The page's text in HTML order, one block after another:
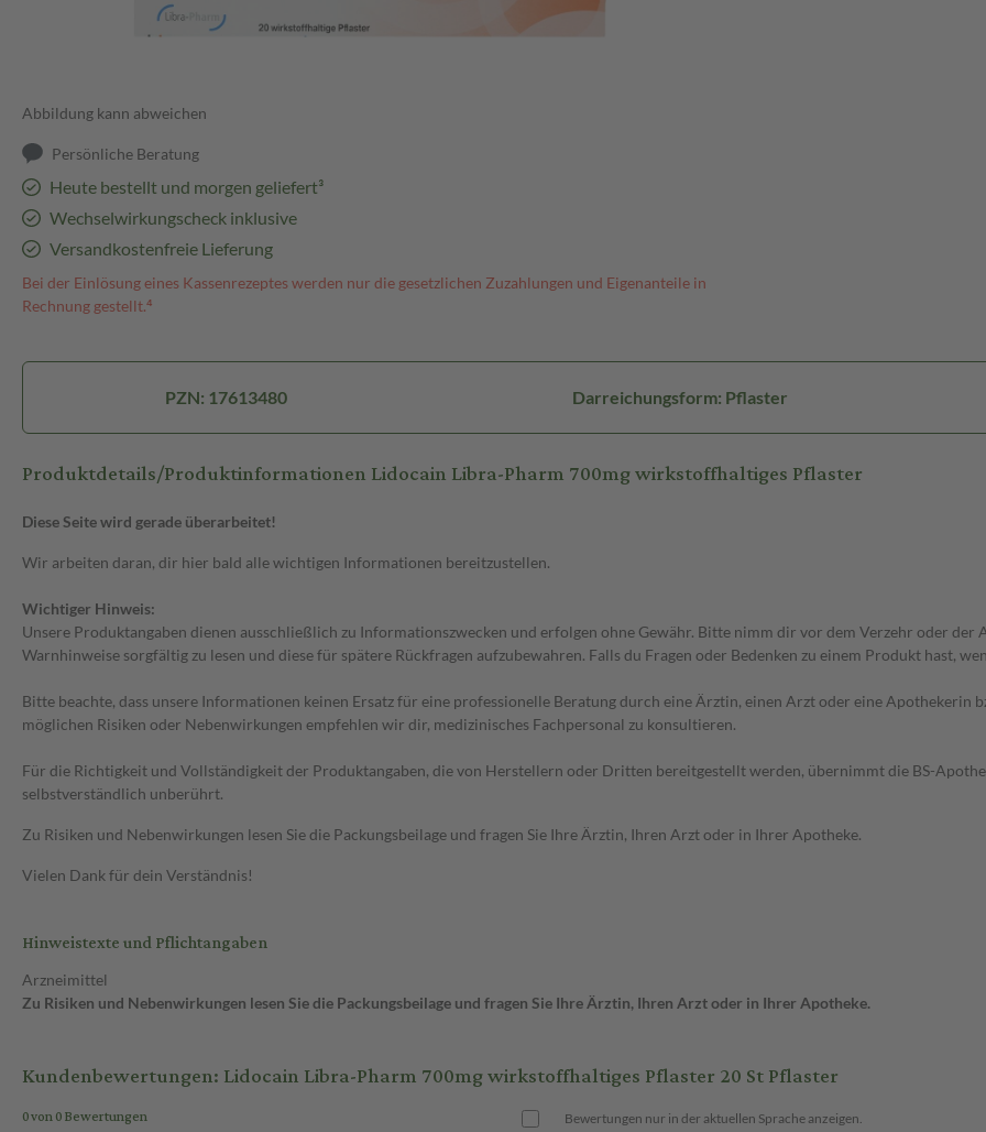
Abbildung kann abweichen
Persönliche Beratung
Heute bestellt und morgen geliefert³
Wechselwirkungscheck inklusive
Versandkostenfreie Lieferung
Bei der Einlösung eines Kassenrezeptes werden nur die gesetzlichen Zuzahlungen und Eigenanteile in
Rechnung gestellt.⁴
PZN: 17613480 Darreichungsform: Pflaster
Produktdetails/Produktinformationen Lidocain Libra-Pharm 700mg wirkstoffhaltiges Pflaster
Diese Seite wird gerade überarbeitet!
Wir arbeiten daran, dir hier bald alle wichtigen Informationen bereitzustellen.
Wichtiger Hinweis:
Unsere Produktangaben dienen ausschließlich zu Informationszwecken und erfolgen ohne Gewähr. Bitte nimm dir vor dem Verzehr oder
Warnhinweise sorgfältig zu lesen und diese für spätere Rückfragen aufzubewahren. Falls du Fragen oder Bedenken zu einem Produkt hast,
Bitte beachte, dass unsere Informationen keinen Ersatz für eine professionelle Beratung durch eine Ärztin, einen Arzt oder eine Apothekerin
möglichen Risiken oder Nebenwirkungen empfehlen wir dir, medizinisches Fachpersonal zu konsultieren.
Für die Richtigkeit und Vollständigkeit der Produktangaben, die von Herstellern oder Dritten bereitgestellt werden, übernimmt die BS-
selbstverständlich unberührt.
Zu Risiken und Nebenwirkungen lesen Sie die Packungsbeilage und fragen Sie Ihre Ärztin, Ihren Arzt oder in Ihrer Apotheke.
Vielen Dank für dein Verständnis!
Hinweistexte und Pflichtangaben
Arzneimittel
Zu Risiken und Nebenwirkungen lesen Sie die Packungsbeilage und fragen Sie Ihre Ärztin, Ihren Arzt oder in Ihrer Apotheke.
Kundenbewertungen: Lidocain Libra-Pharm 700mg wirkstoffhaltiges Pflaster 20 St Pflaster
0 von 0 Bewertungen Bewertungen nur in der aktuellen Sprache anzeigen.